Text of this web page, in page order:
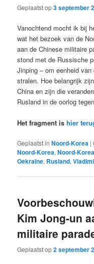
Geplaatst op3 september
Vanochtend mocht ik bij
wat het bezoek van de
aan de Chinese militaire
stond met de Russische
Jinping – om eenheid
stralen. Hoe belangrijk
China en zijn die
Rusland in de oorlog
Het fragment ishier
Geplaatst in Noord-Korea |
Noord-Korea,Noord-
Oekraïne, Rusland,
Kim Jong-un
militaire
Geplaatst op2 september